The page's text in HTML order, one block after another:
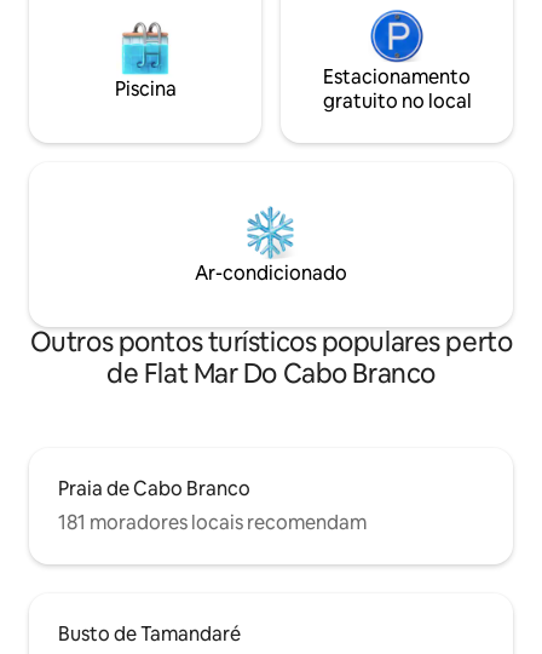
Piscina
Estacionamento
gratuito no local
Ar-condicionado
Outros pontos turísticos populares perto
de Flat Mar Do Cabo Branco
Praia de Cabo Branco
181 moradores locais recomendam
Busto de Tamandaré